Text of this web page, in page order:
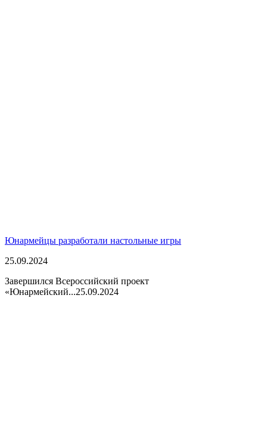
Юнармейцы разработали настольные игры
25.09.2024
Завершился Всероссийский проект
«Юнармейский...25.09.2024